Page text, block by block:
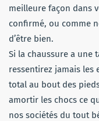
meilleure façon dans
confirmé, ou comme
d’être bien.
Si la chaussure a une
ressentirez jamais les
total au bout des
amortir les chocs ce
nos sociétés du tout